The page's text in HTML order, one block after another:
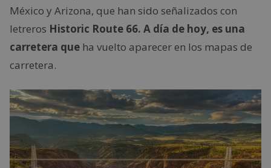
México y Arizona, que han sido señalizados con
letreros Historic Route 66. A día de hoy, es una
carretera que ha vuelto aparecer en los mapas de
carretera.